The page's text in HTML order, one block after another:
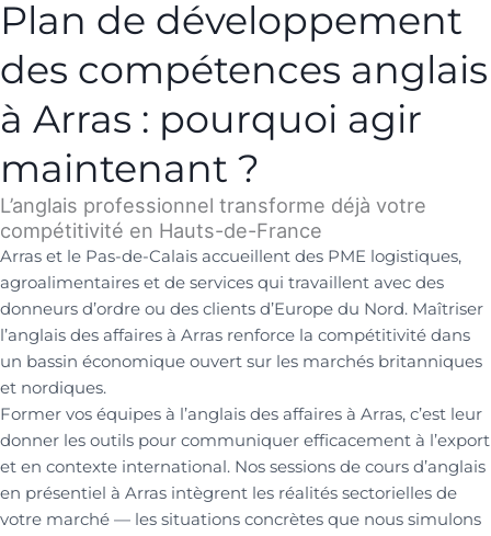
Plan de développement
des compétences anglais
à Arras : pourquoi agir
maintenant ?
L’anglais professionnel transforme déjà votre
compétitivité en Hauts-de-France
Arras et le Pas-de-Calais accueillent des PME logistiques,
agroalimentaires et de services qui travaillent avec des
donneurs d’ordre ou des clients d’Europe du Nord. Maîtriser
l’anglais des affaires à Arras renforce la compétitivité dans
un bassin économique ouvert sur les marchés britanniques
et nordiques.
Former vos équipes à l’anglais des affaires à Arras, c’est leur
donner les outils pour communiquer efficacement à l’export
et en contexte international. Nos sessions de cours d’anglais
en présentiel à Arras intègrent les réalités sectorielles de
votre marché — les situations concrètes que nous simulons